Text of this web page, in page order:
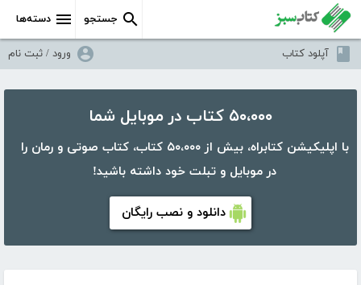
دسته‌ها جستجو
آپلود کتاب ورود / ثبت نام
۵۰،۰۰۰ کتاب در موبایل شما
با اپلیکیشن کتابراه، بیش از ۵۰،۰۰۰ کتاب، کتاب صوتی و رمان را
در موبایل و تبلت خود داشته باشید!
دانلود و نصب رایگان